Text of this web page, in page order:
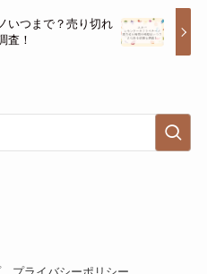
いつまで？売り切れ
査！